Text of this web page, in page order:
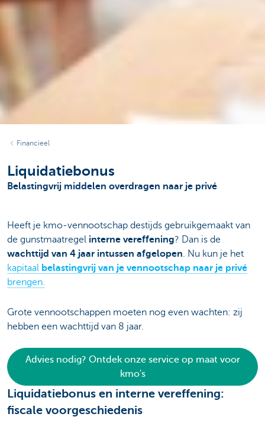
Financieel
Liquidatiebonus
Belastingvrij middelen overdragen naar je privé
Heeft je kmo-vennootschap destijds gebruikgemaakt van
de gunstmaatregel interne vereffening? Dan is de
wachttijd van 4 jaar intussen afgelopen. Nu kun je het
kapitaal belastingvrij van je vennootschap naar je privé
brengen.
Grote vennootschappen moeten nog even wachten: zij
hebben een wachttijd van 8 jaar.
Advies nodig? Ontdek onze service op maat voor
kmo's
Liquidatiebonus en interne vereffening:
fiscale voorgeschiedenis